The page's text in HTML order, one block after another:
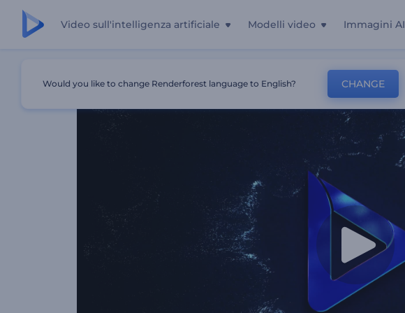
Video sull'intelligenza artificiale Modelli video Immagini AI
Introduzione All'esplosione Di Particelle Radianti
Would you like to change Renderforest language to English? CHANGE